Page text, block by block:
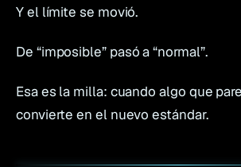
Y el límite se movió.
De “imposible” pasó a “normal”.
Esa es la milla: cuando algo que
convierte en el nuevo estándar.